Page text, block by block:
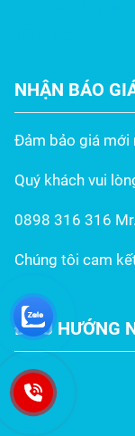
NHẬN BÁO
Đảm bảo giá mới
Quý khách vui
0898 316 316
Chúng tôi cam
ĐIỀU HƯỚNG
Trang chủ
Giới thiệu